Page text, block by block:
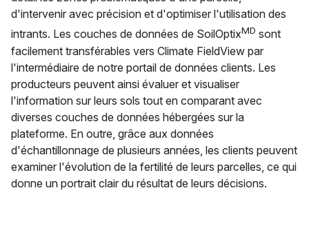
d'intervenir avec précision et d'optimiser l'utilisation des
intrants. Les couches de données de SoilOptixMD sont
facilement transférables vers Climate FieldView par
l'intermédiaire de notre portail de données clients. Les
producteurs peuvent ainsi évaluer et visualiser
l'information sur leurs sols tout en comparant avec
diverses couches de données hébergées sur la
plateforme. En outre, grâce aux données
d'échantillonnage de plusieurs années, les clients peuvent
examiner l'évolution de la fertilité de leurs parcelles, ce qui
donne un portrait clair du résultat de leurs décisions.